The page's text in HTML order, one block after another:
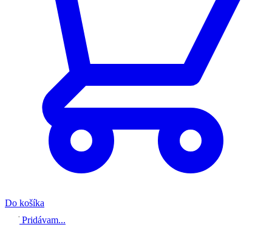
Do košíka
Pridávam...